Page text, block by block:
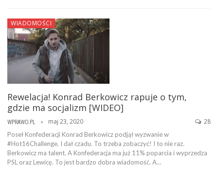
WIADOMOŚCI
Rewelacja! Konrad Berkowicz rapuje o tym,
gdzie ma socjalizm [WIDEO]
WPRAWO.PL maj 23, 2020 28
Poseł Konfederacji Konrad Berkowicz podjął wyzwanie w
#Hot16Challenge. I dał czadu. To trzeba zobaczyć! I to nie raz.
Berkowicz ma talent. A Konfederacja ma już 11% poparcia i wyprzedza
PSL oraz Lewicę. To jest bardzo dobra wiadomość. A…